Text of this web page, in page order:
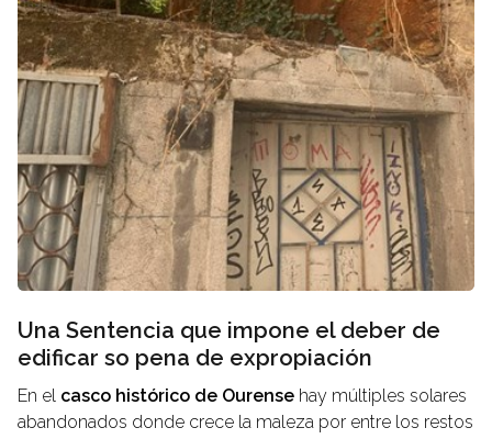
Una Sentencia que impone el deber de
edificar so pena de expropiación
En el casco histórico de Ourense hay múltiples solares
abandonados donde crece la maleza por entre los restos